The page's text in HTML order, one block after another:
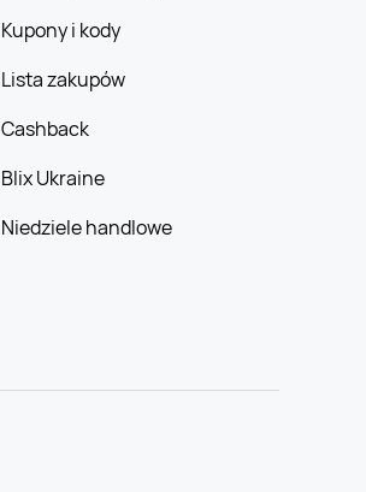
Kupony i kody
Lista zakupów
Cashback
Blix Ukraine
Niedziele handlowe